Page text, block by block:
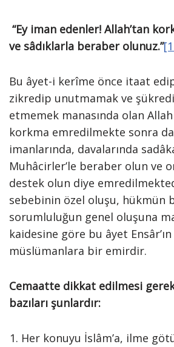
“Ey iman edenler! Allah’tan
ve sâdıklarla beraber olunuz.”
Bu âyet-i kerîme önce itaat
zikredip unutmamak ve
etmemek manasında olan Allah
korkma emredilmekte sonra da
imanlarında, davalarında
Muhâcirler’le beraber olun ve
destek olun diye
sebebinin özel oluşu, hükmün
sorumluluğun genel oluşuna
kaidesine göre bu âyet
müslümanlara bir emirdir.
Cemaatte dikkat edilmesi
bazıları şunlardır:
Her konuyu İslâm’a, ilme